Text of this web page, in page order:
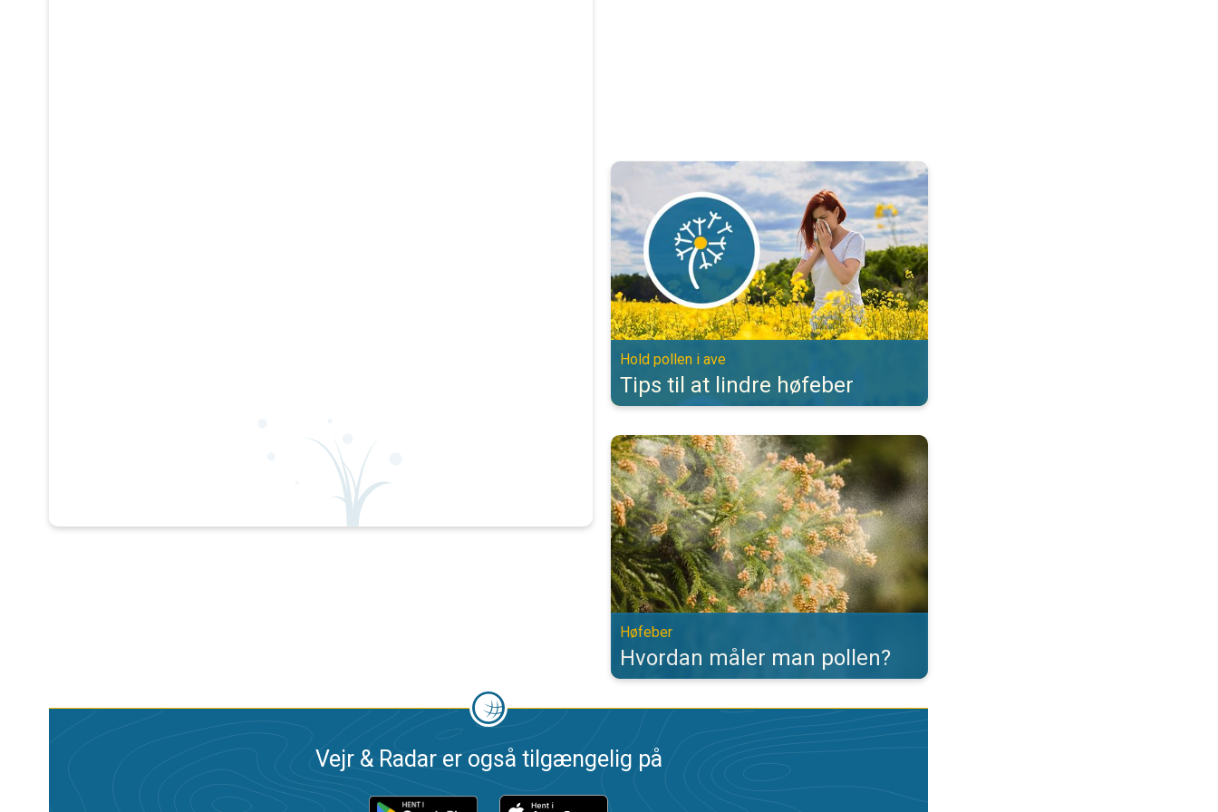
Tips til at lindre høfeber. Hold pollen i ave. . .
Hold pollen i ave
Tips til at lindre høfeber
Hvordan måler man pollen?. Høfeber. . .
Høfeber
Hvordan måler man pollen?
Vejr & Radar er også tilgængelig på